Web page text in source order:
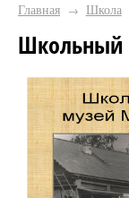
Главная → Школа
Школьный